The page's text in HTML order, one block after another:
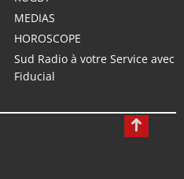
MEDIAS
HOROSCOPE
Sud Radio à votre Service avec
Fiducial